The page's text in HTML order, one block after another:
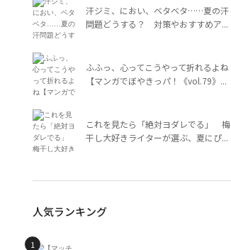
汗ジミ、におい、ベタベタ……夏の汗
問題どうする？ 対策やおすすめア...
ふふっ、心ってこうやって折れるよね
【マンガでぼやきっパ！《vol.79》...
これを見たら「絶対ヨダレでる」 梅
干し大好きライターが選ぶ、夏にぴ...
人気ランキング